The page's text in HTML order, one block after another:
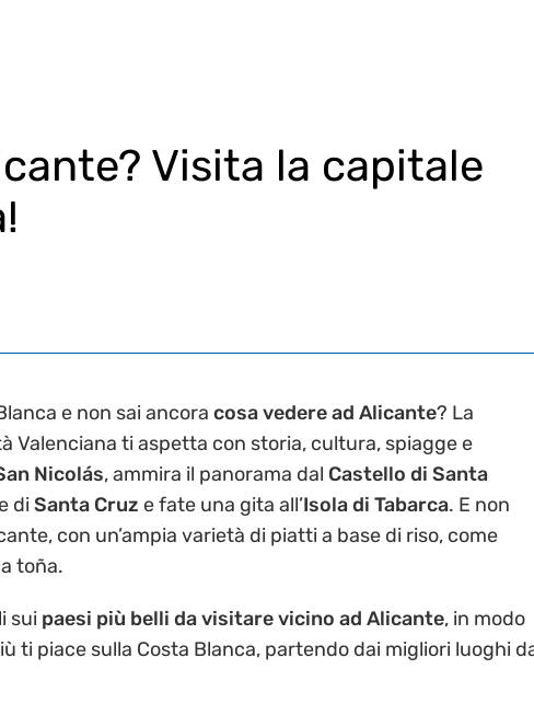
Visita la capitale
e non sai ancora cosa vedere ad Alicante? La
Valenciana ti aspetta con storia, cultura, spiagge e
Nicolás, ammira il panorama dal Castello di Santa
diSanta Cruz e fate una gita all’Isola di Tabarca. E non
con un’ampia varietà di piatti a base di riso, come
toña.
sui paesi più belli da visitare vicino ad Alicante, in modo
ti piace sulla Costa Blanca, partendo dai migliori luoghi